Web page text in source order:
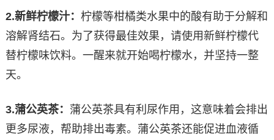
2.新鲜柠檬汁： 柠檬等柑橘类水果中的酸有助于分解和
溶解肾结石。为了获得最佳效果，请使用新鲜柠檬代
替柠檬味饮料。一醒来就开始喝柠檬水，并坚持一整
天。
3.蒲公英茶： 蒲公英茶具有利尿作用，这意味着会排出
更多尿液，帮助排出毒素。蒲公英茶还能促进血液循